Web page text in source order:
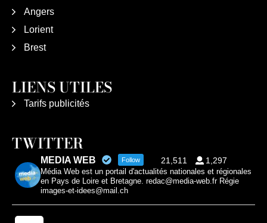
Angers
Lorient
Brest
LIENS UTILES
Tarifs publicités
TWITTER
MEDIA WEB Follow 21,511 1,297
Média Web est un portail d'actualités nationales et régionales
en Pays de Loire et Bretagne. redac@media-web.fr Régie
images-et-idees@mail.ch